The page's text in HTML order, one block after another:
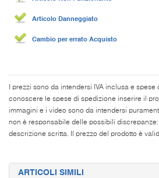
Articolo Danneggiato
Cambio per errato Acquisto
I prezzi sono da intendersi IVA inclusa e
conoscere le spese di spedizione inserire il
immagini e i video sono da intendersi
non è responsabile delle possibili
descrizione scritta. Il prezzo del prodotto è
ARTICOLI SIMILI